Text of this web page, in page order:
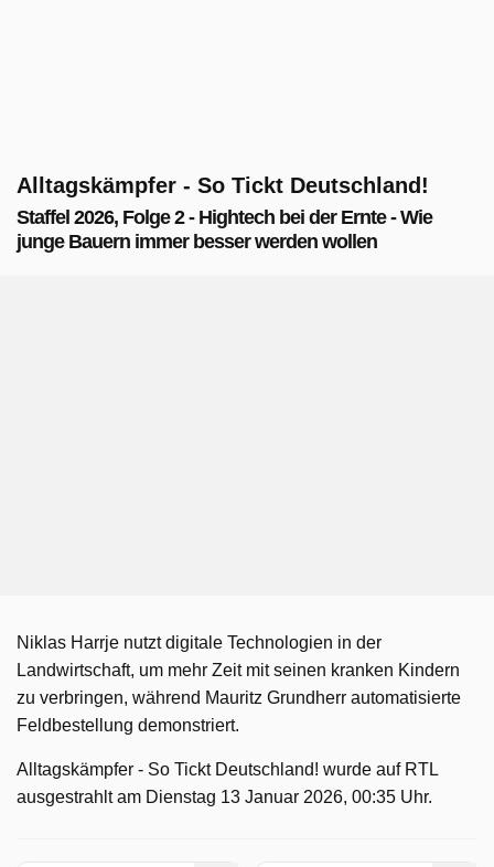
Alltagskämpfer - So Tickt Deutschland!
Staffel 2026, Folge 2 - Hightech bei der Ernte - Wie
junge Bauern immer besser werden wollen
Niklas Harrje nutzt digitale Technologien in der
Landwirtschaft, um mehr Zeit mit seinen kranken Kindern
zu verbringen, während Mauritz Grundherr automatisierte
Feldbestellung demonstriert.
Alltagskämpfer - So Tickt Deutschland! wurde auf RTL
ausgestrahlt am Dienstag 13 Januar 2026, 00:35 Uhr.